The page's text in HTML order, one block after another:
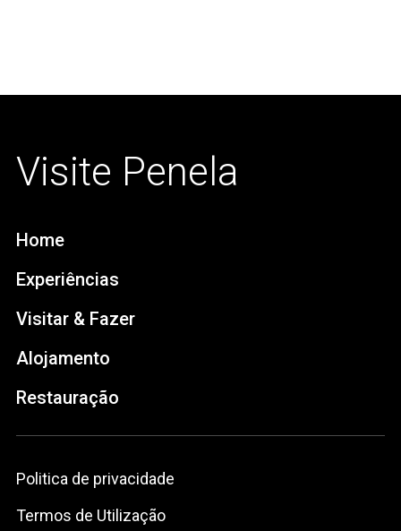
Visite Penela
Home
Experiências
Visitar & Fazer
Alojamento
Restauração
Politica de privacidade
Termos de Utilização